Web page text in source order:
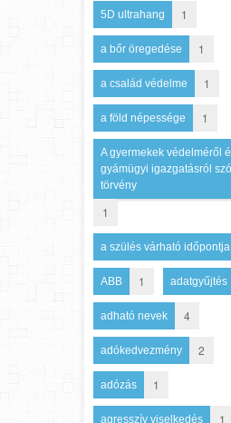
5D ultrahang 1
a bőr öregedése 1
a család védelme 1
a föld népessége 1
A gyermekek védelméről
gyámügyi igazgatásról
törvény
1
a szülés várható időpontja
ABB 1 adatgyűjtés
adható nevek 4
adókedvezmény 2
adózás 1
agresszív viselkedés 1